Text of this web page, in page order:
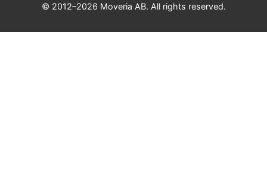
© 2012–2026 Moveria AB. All rights reserved.